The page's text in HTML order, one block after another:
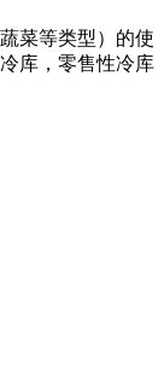
菜等类型）的使
库，零售性冷库